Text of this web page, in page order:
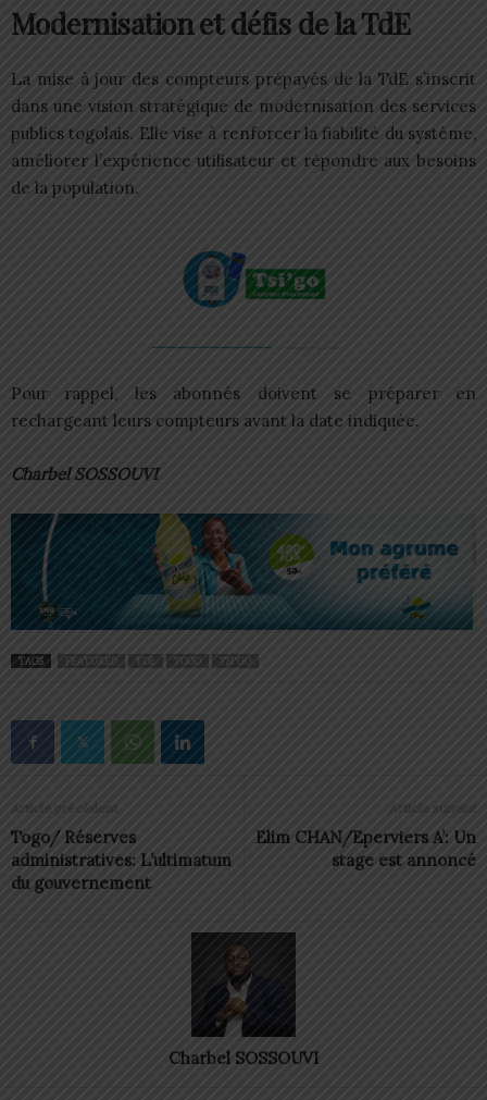
Modernisation et défisde la TdE
La mise à jour des compteurs prépayés de la TdE s’inscrit
dans une vision stratégique de modernisation des services
publics togolais. Elle vise à renforcer la fiabilité du système,
améliorer l’expérience utilisateur et répondre aux besoins
de la population.
Pour rappel, les abonnés doivent se préparer en
rechargeant leurs compteurs avant la date indiquée.
Charbel SOSSOUVI
TAGS FEATURED TDE TOGO TSI'GO
Article précédent
Togo/ Réserves
administratives: L’ultimatum
du gouvernement
Article suivant
Elim CHAN/Eperviers A’: Un
stage est annoncé
Charbel SOSSOUVI